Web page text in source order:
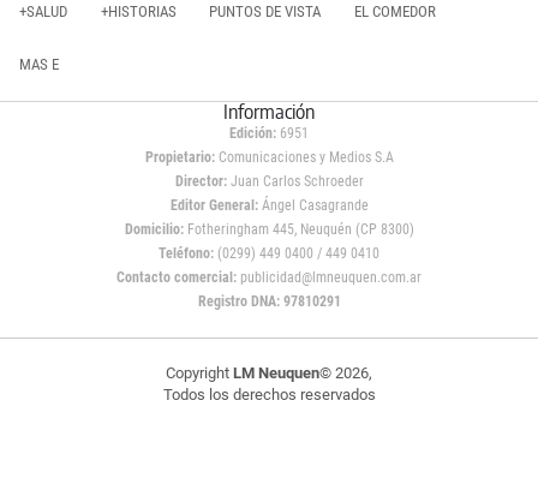
+SALUD +HISTORIAS PUNTOS DE VISTA EL COMEDOR
MAS E
Información
Edición: 6951
Propietario:Comunicaciones y Medios S.A
Director: Juan Carlos Schroeder
Editor General:Ángel Casagrande
Domicilio:Fotheringham 445, Neuquén (CP 8300)
Teléfono: (0299) 449 0400 / 449 0410
Contacto comercial: publicidad@lmneuquen.com.ar
Registro DNA: 97810291
Copyright LM Neuquen© 2026,
Todos los derechos reservados